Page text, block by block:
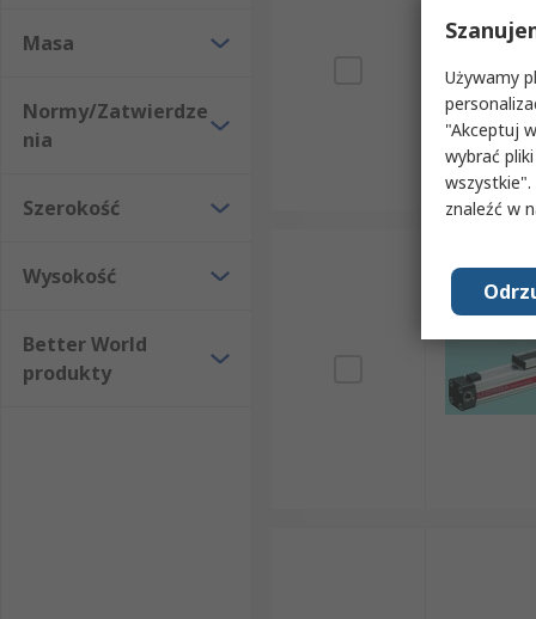
Masa
Normy/Zatwierdze
nia
Szerokość
Wysokość
Better World
produkty
Używamy
"Akceptuj
wybrać
znaleźć w